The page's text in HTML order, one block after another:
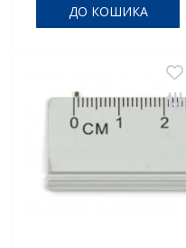
ДО КОШИКА